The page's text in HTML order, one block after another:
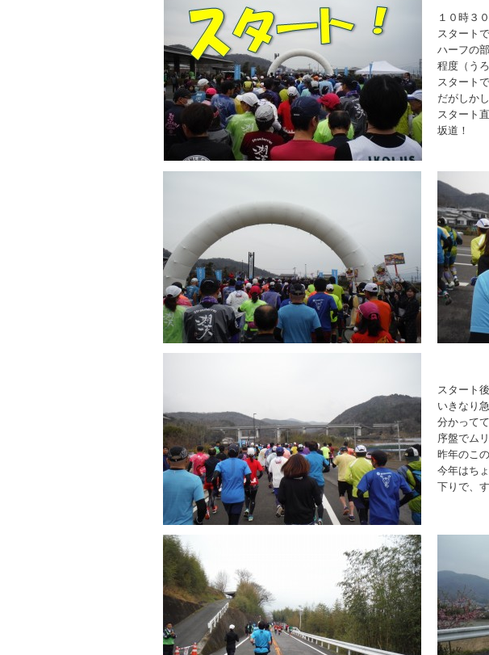
１０時３
スタート
ハーフの
程度（う
スタート
だがしかし
スタート
坂道！
スタート
いきなり
分かって
序盤でム
昨年のこ
今年はち
下りで、